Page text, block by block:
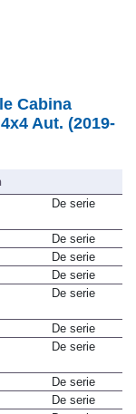
Cabina
Aut. (2019-
De serie
De serie
De serie
De serie
De serie
De serie
De serie
De serie
De serie